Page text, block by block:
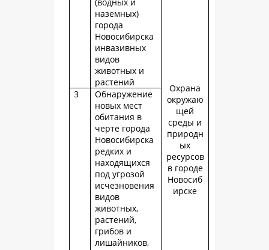
Охрана
окружаю
щей
среды и
природн
ых
ресурсов
в городе
Новосиб
ирске
наземных)
города
Новосибирска
инвазивных
видов
животных и
растений
3
Обнаружение
новых мест
обитания в
черте города
Новосибирска
редких и
находящихся
под угрозой
исчезновения
видов
животных,
растений,
грибов и
лишайников,